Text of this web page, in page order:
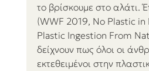
το βρίσκουμε στο αλάτι.
(WWF 2019, No Plastic in
Plastic Ingestion From
δείχνουν πως όλοι οι
εκτεθειμένοι στην